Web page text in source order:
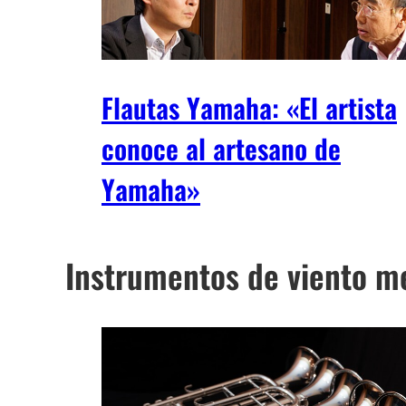
Flautas Yamaha: «El artista
conoce al artesano de
Yamaha»
Instrumentos de viento